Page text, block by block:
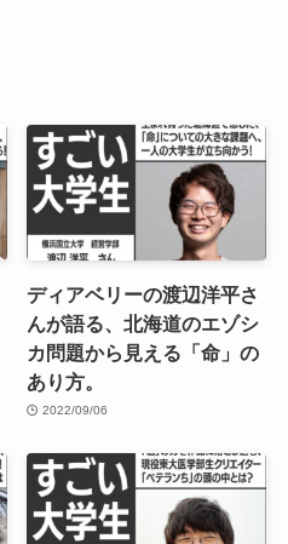
ディアベリーの渡辺洋平さ
んが語る、北海道のエゾシ
カ問題から見える「命」の
あり方。
2022/09/06